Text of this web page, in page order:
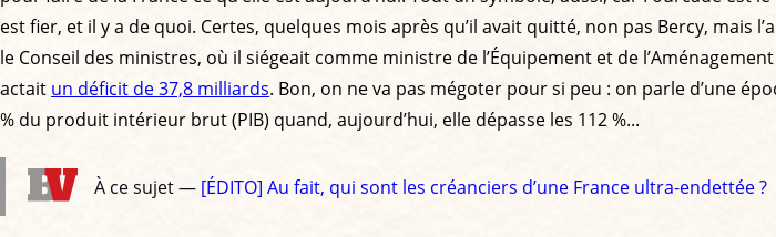
est fier, et il y a de quoi. Certes, quelques mois après qu’il avait quitté, non pas Bercy, mais
le Conseil des ministres, où il siégeait comme ministre de l’Équipement et de
actait un déficit de 37,8 milliards. Bon, on ne va pas mégoter pour si peu : on parle d’une
% du produit intérieur brut (PIB) quand, aujourd’hui, elle dépasse les 112 %...
À ce sujet — [ÉDITO] Au fait, qui sont les créanciers d’une France ultra-endettée ?